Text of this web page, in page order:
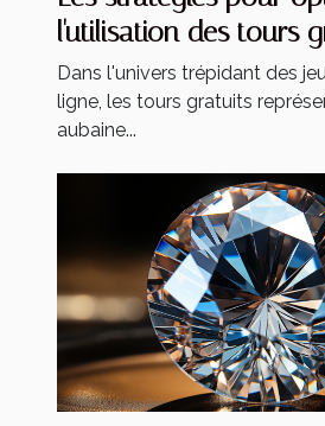
l'utilisation des tours
les jeux de casino
Dans l'univers trépidant des
ligne, les tours gratuits
aubaine...